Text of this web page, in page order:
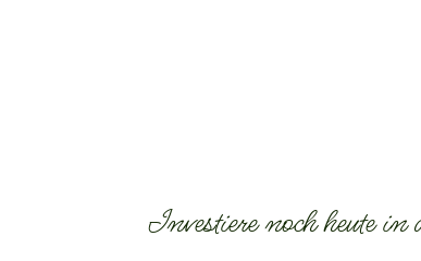
Investiere noch heute in